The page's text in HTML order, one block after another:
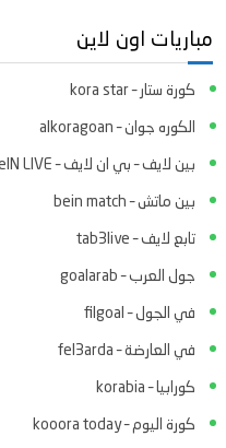
مباريات اون لاين
كورة ستار – kora star
الكوره جوان – alkoragoan
بين لايف – بي ان لايف – beIN LIVE
بين ماتش – bein match
تابع لايف – tab3live
جول العرب – goalarab
في الجول – filgoal
في العارضة – fel3arda
كورابيا – korabia
كورة اليوم – kooora today